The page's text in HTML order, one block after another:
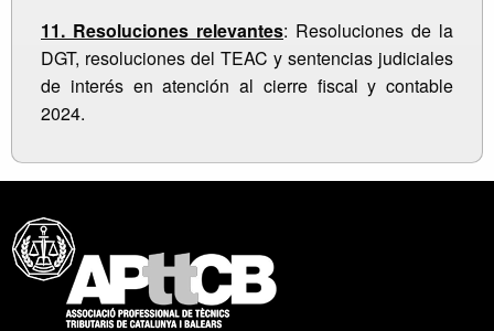
11. Resoluciones relevantes: Resoluciones de la
DGT, resoluciones del TEAC y sentencias judiciales
de interés en atención al cierre fiscal y contable
2024.